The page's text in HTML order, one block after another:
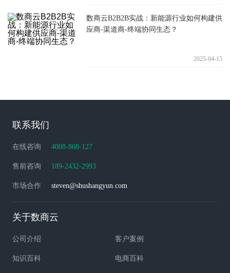
数商云B2B2B实战：新能源行业如何构建供
应商-渠道商-终端协同生态？
2025-04-15
联系我们
在线咨询 4008-868-127
售前咨询 189-2432-2993
市场合作 steven@shushangyun.com
关于数商云
公司介绍 客户案例
知识百科 电商百科